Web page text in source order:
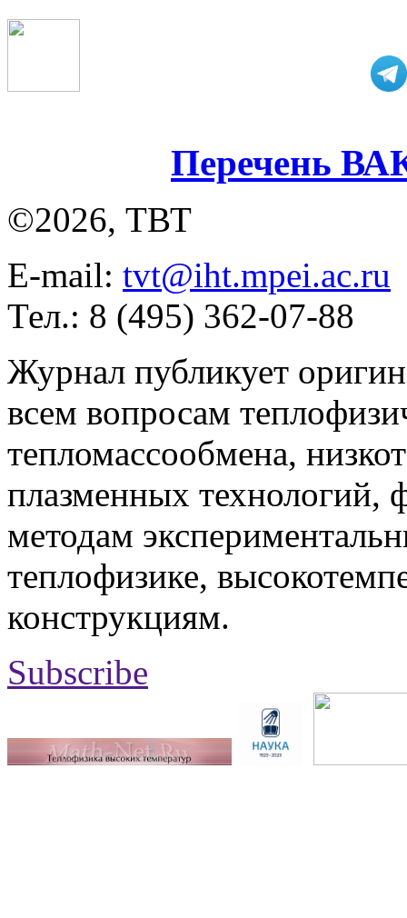
Перечень
©2026, ТВТ
E-mail: tvt@iht.mpei.ac.ru
Тел.: 8 (495) 362-07-88
Журнал публикует
всем вопросам
тепломассообмена,
плазменных технологий,
методам
теплофизике,
конструкциям.
Subscribe